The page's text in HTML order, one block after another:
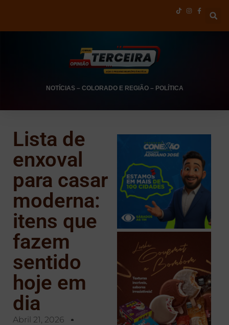
NOTÍCIAS– COLORADO E REGIÃO– POLÍTICA
Lista de
enxoval
para casar
moderna:
itens que
fazem
sentido
hoje em
dia
Abril 21, 2026